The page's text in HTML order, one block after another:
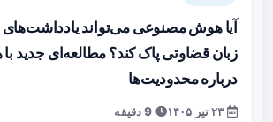
آیا هوش مصنوعی می‌تواند یادداشت‌های
زبان قضاوتی پاک کند؟ مطالعه‌ای جدید
درباره محدودیت‌ها